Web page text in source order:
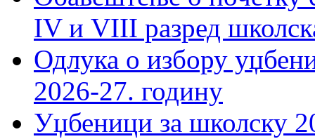
IV и VIII разред
Одлука о избору
2026-27. годину
Уџбеници за школску